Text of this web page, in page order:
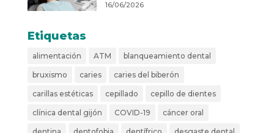
16/06/2026
Etiquetas
alimentación ATM blanqueamiento dental
bruxismo caries caries del biberón
carillas estéticas cepillado cepillo de dientes
clínica dental gijón COVID-19 cáncer oral